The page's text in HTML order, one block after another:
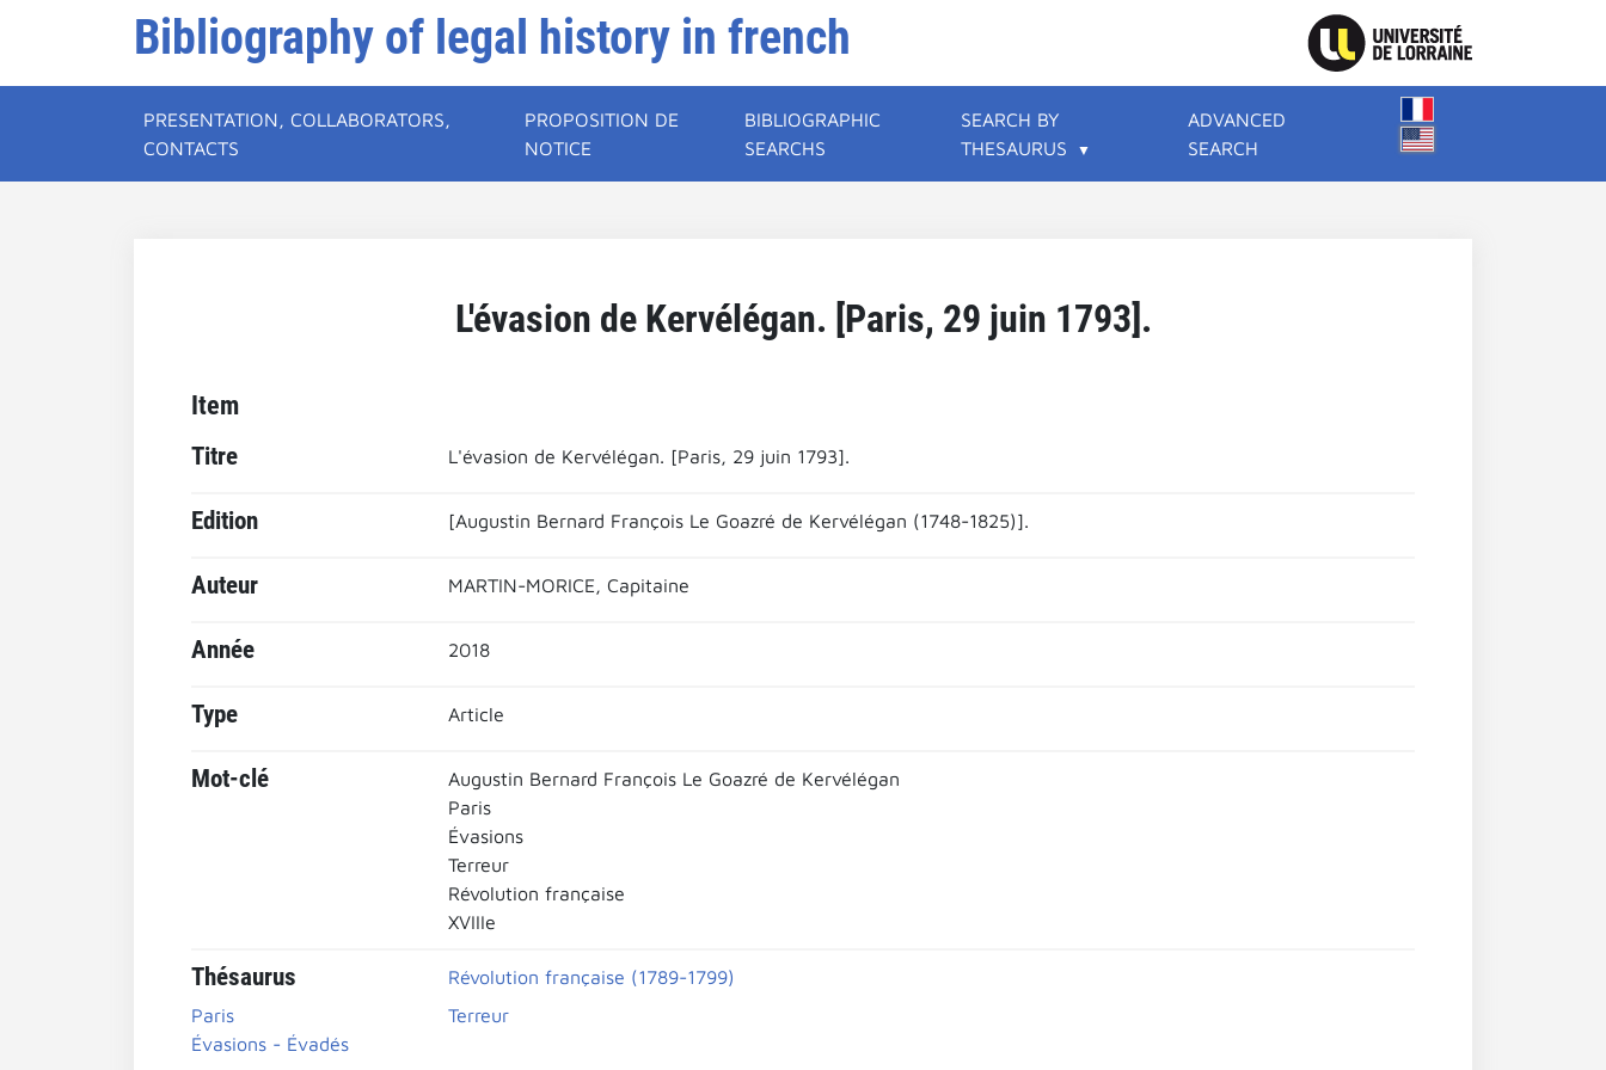
Bibliography of legal history in french
PRESENTATION, COLLABORATORS,
CONTACTS
PROPOSITION DE
NOTICE
BIBLIOGRAPHIC
SEARCHS
SEARCH BY
THESAURUS
ADVANCED
SEARCH
L'évasion de Kervélégan. [Paris, 29 juin 1793].
Item
Titre L'évasion de Kervélégan. [Paris, 29 juin 1793].
Edition [Augustin Bernard François Le Goazré de Kervélégan (1748-1825)].
Auteur MARTIN-MORICE, Capitaine
Année 2018
Type Article
Mot-clé
Augustin Bernard François Le Goazré de Kervélégan
Paris
Évasions
Terreur
Révolution française
XVIIIe
Thésaurus
Révolution française (1789-1799)
Paris
Terreur
Évasions - Évadés